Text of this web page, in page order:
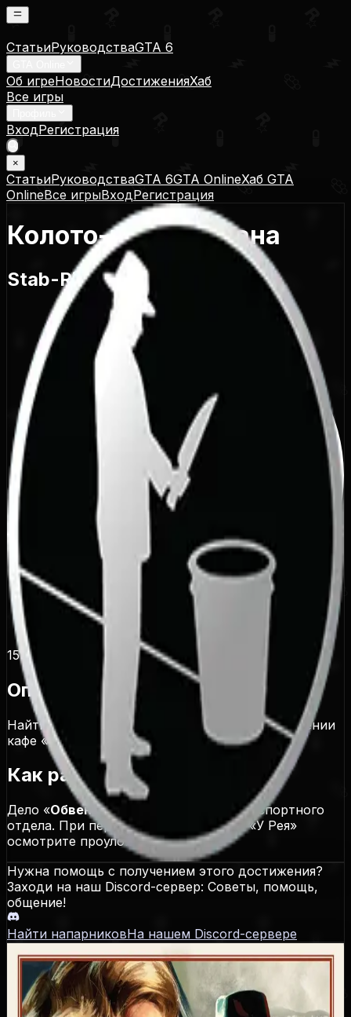
СтатьиРуководстваGTA 6
Об игреНовостиДостиженияХаб
Все игры
ВходРегистрация
×
СтатьиРуководстваGTA 6GTA OnlineХаб GTA
OnlineВсе игрыВходРегистрация
Колото-резаная рана
Stab-Rite
15 Бронзовый трофей Секретное
Описание достижения
Найти окровавленный нож при первом посещении
кафе «У Рэя»
Как разблокировать
Дело «Обвенчанные на небесах
» транспортного
отдела. При первом посещении кафе «У Рея»
осмотрите проулок слева от кафе
Нужна помощь с получением этого достижения?
Заходи на наш Discord-сервер: Советы, помощь,
общение!
Найти напарниковНа нашем Discord-сервере
L.A. Noire
Даты выхода